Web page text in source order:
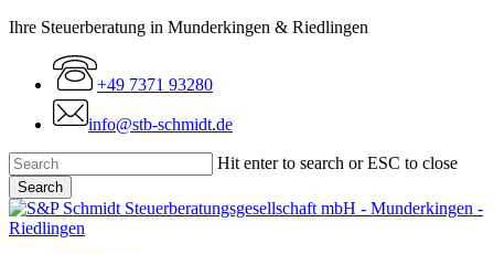
Skip
content
Ihre Steuerberatung in Munderkingen & Riedlingen
+49 7371 93280
info@stb-schmidt.de
Hit enter to search or ESC to close
Search
Close
Search